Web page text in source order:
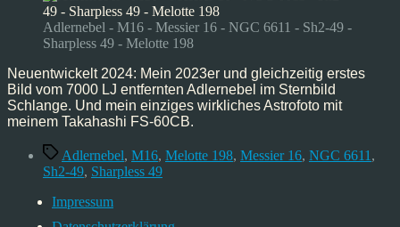
Messier
07/23
Adlernebel - M16 - Messier 16 - NGC 6611 - Sh2-49 -
Sharpless 49 - Melotte 198
Neuentwickelt 2024: Mein 2023er und gleichzeitig erstes
Bild vom 7000 LJ entfernten Adlernebel im Sternbild
Schlange. Und mein einziges wirkliches Astrofoto mit
meinem Takahashi FS-60CB.
Schlagwörter
Adlernebel, M16, Melotte 198, Messier 16, NGC 6611 ,
Sh2-49, Sharpless 49
Impressum